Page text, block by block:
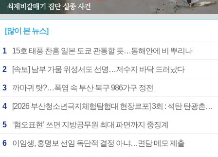
[많이 본 뉴스]
1 15호 태풍 찬홈 일본 도쿄 관통할 듯…동해안에 비 뿌리나
2 [속보] 남부 가뭄 위성서도 선명…저수지 바닥 드러났다
3 까마귀 탓?…폭염 속 부산 북구 986가구 정전
4 [2026 부산청소년극지체험탐험대 현장르포] 3회 : 석탄 탄광촌에서 북극 연구의 중심지로
5 ‘혐오표현’ 쓰면 지방공무원 최대 파면까지 중징계
6 이임생, 홍명보 선임 독단적 결정 아냐…면담 메모 제출